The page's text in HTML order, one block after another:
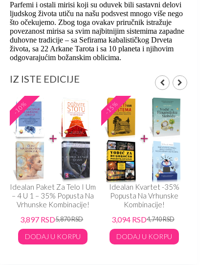
Parfemi i ostali mirisi koji su oduvek bili sastavni delovi
ljudskog života utiču na našu podsvest mnogo više nego
što očekujemo. Zbog toga ovakav priručnik istražuje
povezanost mirisa sa svim najbitnijim sistemima zapadne
duhovne tradicije – sa Sefirama kabalističkog Drveta
života, sa 22 Arkane Tarota i sa 10 planeta i njihovim
odgovarajućim božanskim oblicima.
IZ ISTE EDICIJE
-10%
Idealan Paket Za Telo I Um
– 4 U 1 – 35% Popusta Na
Vrhunske Kombinacije!
5,870RSD
3,897 RSD
DODAJ U KORPU
-15%
Idealan Kvartet -35%
Popusta Na Vrhunske
Kombinacije!
4,740RSD
3,094 RSD
DODAJ U KORPU